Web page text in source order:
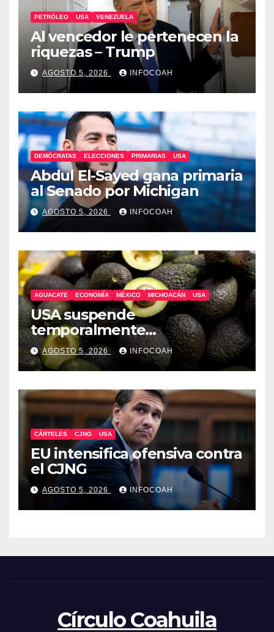
PETRÓLEO USA VENEZUELA
Al vencedor le pertenecen la
riquezas – Trump
AGOSTO 5, 2026 INFOCOAH
DEMÓCRATAS ELECCIONES PRIMARIAS USA
Abdul El-Sayed gana primaria
al Senado por Michigan
AGOSTO 5, 2026 INFOCOAH
AGUACATE ECONOMÍA MÉXICO MICHOACÁN USA
USA suspende
temporalmente
exportaciones de aguacate
michoacano
AGOSTO 5, 2026 INFOCOAH
CÁRTELES CJNG USA
EU intensifica ofensiva contra
el CJNG
AGOSTO 5, 2026 INFOCOAH
Círculo Coahuila